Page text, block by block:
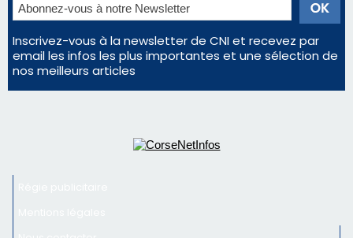
Régie publicitaire
Mentions légales
Nous contacter